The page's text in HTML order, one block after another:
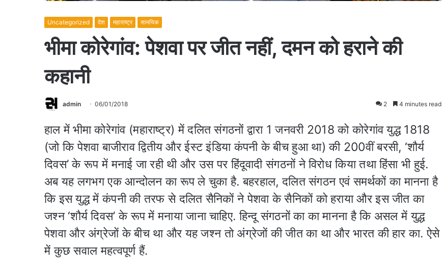
Uncategorized देश महाराष्ट्र सामयिक
भीमा कोरेगांव: पेशवा पर जीत नहीं, दमन को हराने की
कहानी
admin 06/01/2018 2 4 minutes read
हाल में भीमा कोरेगांव (महाराष्ट्र) में दलित संगठनों द्वारा 1 जनवरी 2018 को कोरेगांव युद्ध 1818
(जो कि पेशवा बाजीराव द्वितीय और ईस्ट इंडिया कंपनी के बीच हुआ था) की 200वीं बरसी, ‘शौर्य
दिवस’ के रूप में मनाई जा रही थी और उस पर हिंदूवादी संगठनों ने विरोध किया तथा हिंसा भी हुई.
अब यह लगभग एक आन्दोलन का रूप ले चुका है. बहरहाल, दलित संगठन एवं समर्थकों का मानना है
कि इस युद्ध में कंपनी की तरफ से दलित सैनिकों ने पेशवा के सैनिकों को हराया और इस जीत का
जश्न ‘शौर्य दिवस’ के रूप में मनाया जाना चाहिए. हिन्दू संगठनों का का मानना है कि असल में युद्ध
पेशवा और अंग्रेजों के बीच था और यह जश्न तो अंग्रेजों की जीत का था और भारत की हार का. ऐसे
में कुछ सवाल महत्वपूर्ण हैं.